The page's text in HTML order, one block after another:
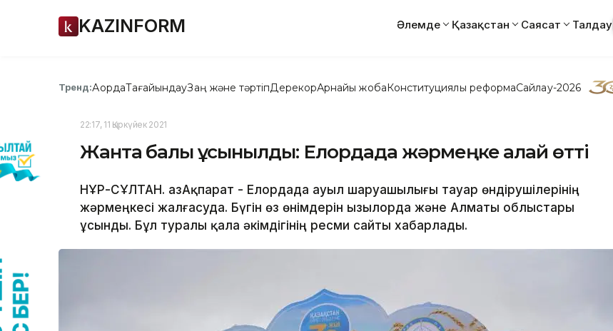
KAZINFORM Әлемде Қазақстан Саясат Талдау
Тренд:АқордаТағайындауЗаң және тәртіпДерекқорАрнайы жобаКонституциялық реформаСайлау-2026
22:17, 11 Қыркүйек 2021
Жантақ балы ұсынылды: Елордада жәрмеңке қалай өтті
НҰР-СҰЛТАН. ҚазАқпарат - Елордада ауыл шаруашылығы тауар өндірушілерінің
жәрмеңкесі жалғасуда. Бүгін өз өнімдерін Қызылорда және Алматы облыстары
ұсынды. Бұл туралы қала әкімдігінің ресми сайты хабарлады.